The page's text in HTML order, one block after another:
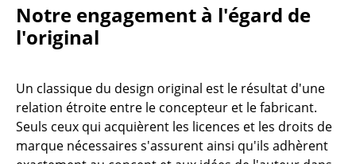
Chaises et Tabourets de bar
Bancs & Chaises longues
Poufs poires
Chaises de jardin
Notre engagement à l'égard de
l'original
Un classique du design original est le résultat d'une
relation étroite entre le concepteur et le fabricant.
Seuls ceux qui acquièrent les licences et les droits de
marque nécessaires s'assurent ainsi qu'ils adhèrent